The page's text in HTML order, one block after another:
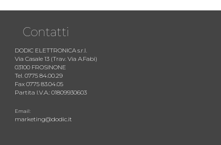
Contatti
DODIC ELETTRONICA s.r.l.
Via Casale 13 (Trav. Via A.Fabi)
03100 FROSINONE
Tel. 0775 84.00.29
Fax 0775 83.04.05
Partita I.V.A.: 01809930603
Email:
marketing@dodic.it